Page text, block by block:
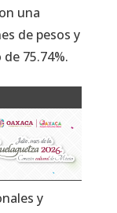
una
de pesos y
75.74%.
y